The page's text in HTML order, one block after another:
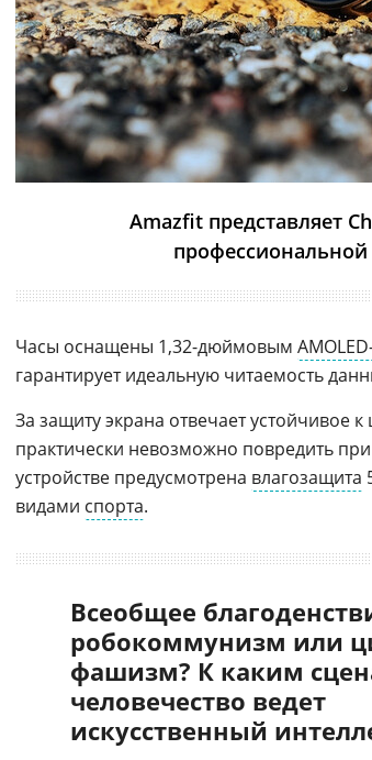
Amazfit представляет
Часы оснащены 1,32-дюймовым
гарантирует идеальную читаемость
За защиту экрана отвечает устойчивое
практически невозможно повредить
устройстве предусмотрена влагозащита
видами спорта.
Всеобщее
робокоммунизм или
фашизм? К каким
человечество ведет
искусственный